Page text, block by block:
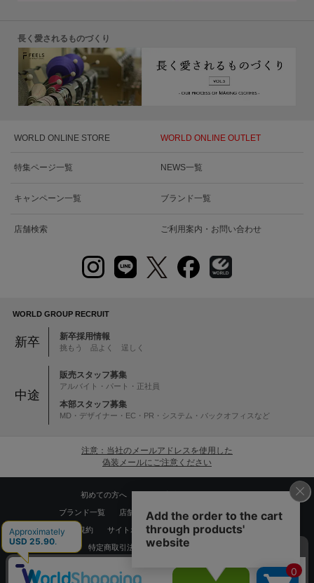
長く愛されるものづくり
WORLD ONLINE STORE WORLD ONLINE OUTLET
特集ページ一覧 NEWS一覧
キャンペーン一覧 ブランド一覧
店舗検索 ご利用案内・お問い合わせ
WORLD GROUP RECRUIT
新卒 新卒採用情報
挑もう 品よく 逞しく
中途
販売スタッフ募集
アルバイト・パート・正社員
本部スタッフ募集
MD・デザイナー・EC・PR・システム・バックオフィスなど
注意：当社のメールアドレスを使用した
偽装メールにご注意ください
初めての方へ
ブランド一覧 店舗検索 企業情報 株主優待制度
利用規約 サイトポリシー プライバシーポリシー
特定商取引法に基づく表記
Copyrights © WORLD CO.,LTD. All rights reserved.